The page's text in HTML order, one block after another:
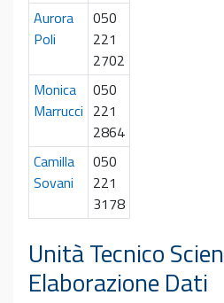
Aurora
Poli
050
221
2702
Monica
Marrucci
050
221
2864
Camilla
Sovani
050
221
3178
Unità Tecnico
Elaborazione Dati